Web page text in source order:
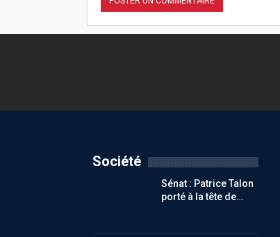
Société
Sénat : Patrice Talon
porté à la tête de…